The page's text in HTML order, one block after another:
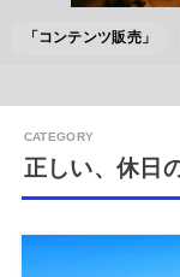
「コンテンツ販売」
正しい、休日